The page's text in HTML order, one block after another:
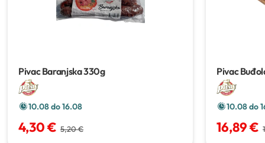
Pivac Baranjska330g
10.08 do 16.08
4,30 € 5,20 €
Pivac
10.08 do
16,89 €